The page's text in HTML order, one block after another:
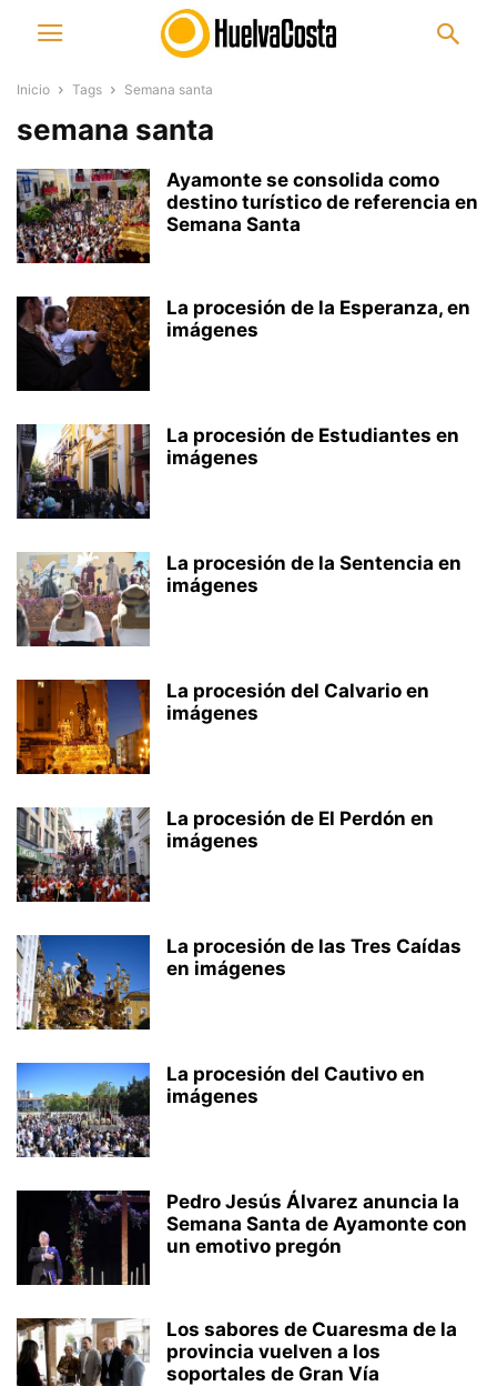
Inicio Tags Semana santa
semana santa
Ayamonte se consolida como
destino turístico de referencia en
Semana Santa
La procesión de la Esperanza, en
imágenes
La procesión de Estudiantes en
imágenes
La procesión de la Sentencia en
imágenes
La procesión del Calvario en
imágenes
La procesión de El Perdón en
imágenes
La procesión de las Tres Caídas
en imágenes
La procesión del Cautivo en
imágenes
Pedro Jesús Álvarez anuncia la
Semana Santa de Ayamonte con
un emotivo pregón
Los sabores de Cuaresma de la
provincia vuelven a los
soportales de Gran Vía